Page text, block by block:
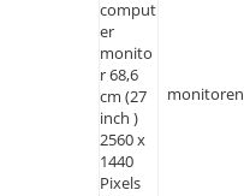
monitoren